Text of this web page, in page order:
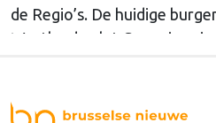
de Regio’s. De huidige
Westland volgt Commissaris
Nederlandse regio’s